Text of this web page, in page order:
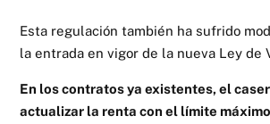
Esta regulación también ha sufrido
la entrada en vigor de la nueva Ley de
En los contratos ya existentes, el
actualizar la renta con el límite